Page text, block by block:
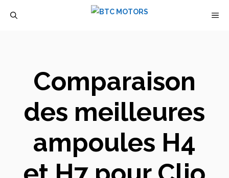
Comparaison
des meilleures
ampoules H4